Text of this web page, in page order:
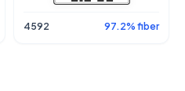
4592 97.2% fiber